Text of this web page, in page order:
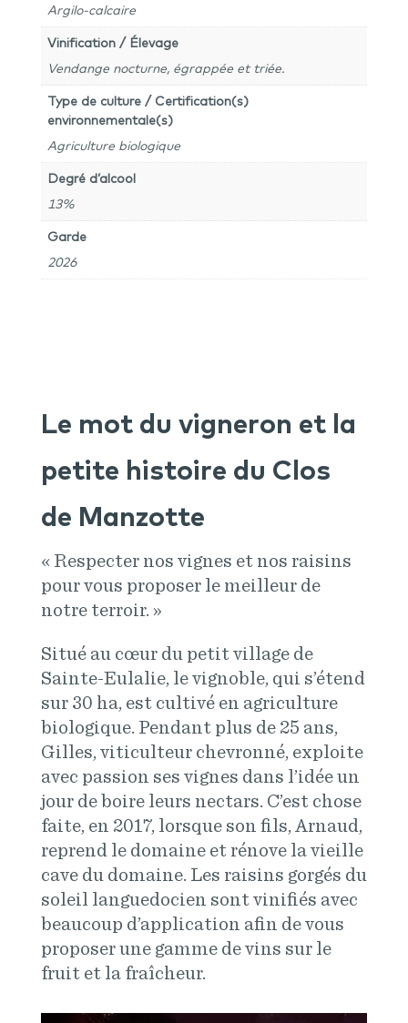
Argilo-calcaire
Vinification / Élevage
Vendange nocturne, égrappée et triée.
Type de culture / Certification(s)
environnementale(s)
Agriculture biologique
Degré d’alcool
13%
Garde
2026
Le mot du vigneron et la
petite histoire du Clos
de Manzotte
« Respecter nos vignes et nos raisins
pour vous proposer le meilleur de
notre terroir. »
Situé au cœur du petit village de
Sainte-Eulalie, le vignoble, qui s’étend
sur 30 ha, est cultivé en agriculture
biologique. Pendant plus de 25 ans,
Gilles, viticulteur chevronné, exploite
avec passion ses vignes dans l’idée un
jour de boire leurs nectars. C’est chose
faite, en 2017, lorsque son fils, Arnaud,
reprend le domaine et rénove la vieille
cave du domaine. Les raisins gorgés du
soleil languedocien sont vinifiés avec
beaucoup d’application afin de vous
proposer une gamme de vins sur le
fruit et la fraîcheur.